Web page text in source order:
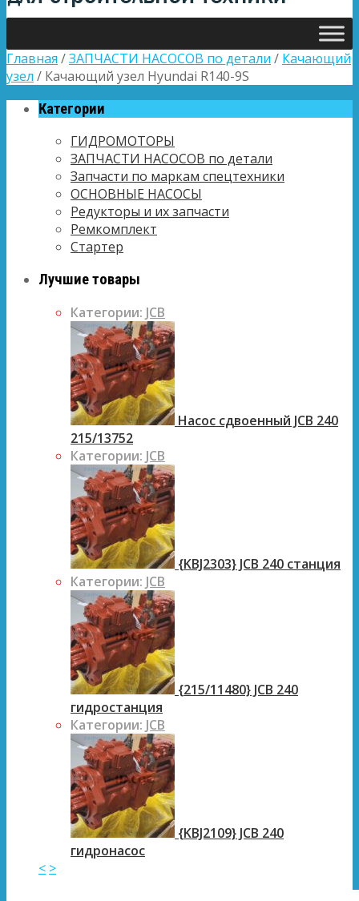
Главная /ЗАПЧАСТИ НАСОСОВ по детали / Качающий
узел / Качающий узел Hyundai R140-9S
Категории
ГИДРОМОТОРЫ
ЗАПЧАСТИ НАСОСОВ по детали
Запчасти по маркам спецтехники
ОСНОВНЫЕ НАСОСЫ
Редукторы и их запчасти
Ремкомплект
Стартер
Лучшие товары
Категории: JCB
Насос сдвоенный JCB 240
215/13752
Категории: JCB
{KBJ2303} JCB 240 станция
Категории: JCB
{215/11480} JCB 240
гидростанция
Категории: JCB
{KBJ2109} JCB 240
гидронасос
< >